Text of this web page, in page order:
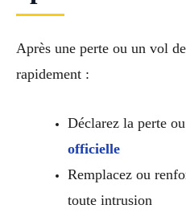
Après une perte ou un vol
rapidement :
Déclarez la perte
officielle
Remplacez ou
toute intrusion